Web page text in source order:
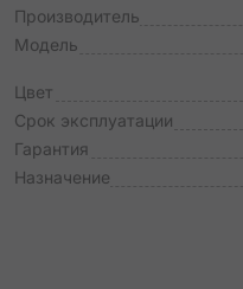
Производитель
Модель
Цвет
Срок эксплуатации
Гарантия
Назначение